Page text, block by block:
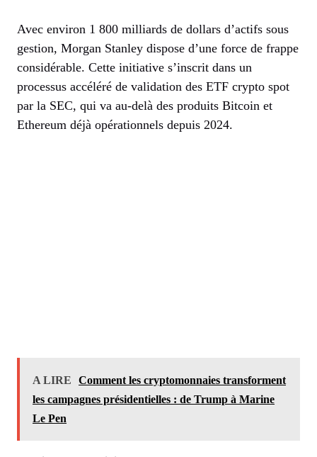
Avec environ 1 800 milliards de dollars d’actifs sous
gestion, Morgan Stanley dispose d’une force de frappe
considérable. Cette initiative s’inscrit dans un
processus accéléré de validation des ETF crypto spot
par la SEC, qui va au-delà des produits Bitcoin et
Ethereum déjà opérationnels depuis 2024.
A LIRE
Comment les cryptomonnaies transforment
les campagnes présidentielles : de Trump à Marine
Le Pen